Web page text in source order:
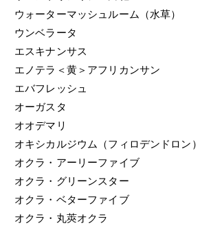
ウォーターマッシュルーム（水草）
ウンベラータ
エスキナンサス
エノテラ＜黄＞アフリカンサン
エバフレッシュ
オーガスタ
オオデマリ
オキシカルジウム（フィロデンドロン）
オクラ・アーリーファイブ
オクラ・グリーンスター
オクラ・ベターファイブ
オクラ・丸莢オクラ